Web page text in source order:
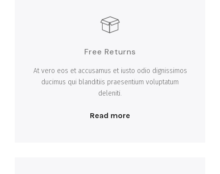
Free Returns
At vero eos et accusamus et iusto odio dignissimos
ducimus qui blanditiis praesentium voluptatum
deleniti.
Read more